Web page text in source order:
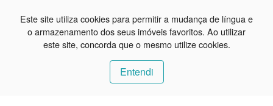
Este site utiliza cookies para permitir a mudança de língua e
o armazenamento dos seus imóveis favoritos. Ao utilizar
este site, concorda que o mesmo utilize cookies.
Entendi